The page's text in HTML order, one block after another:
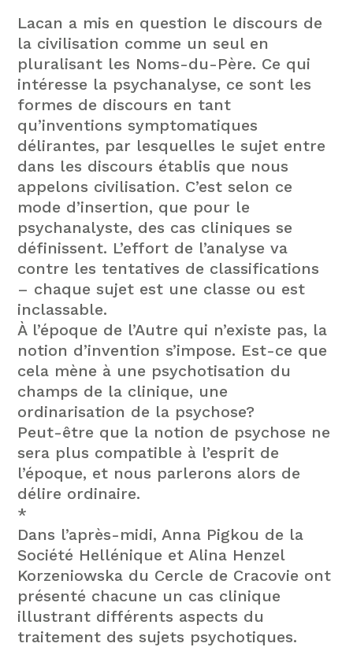
Lacan a mis en question le discours de
la civilisation comme un seul en
pluralisant les Noms-du-Père. Ce qui
intéresse la psychanalyse, ce sont les
formes de discours en tant
qu’inventions symptomatiques
délirantes, par lesquelles le sujet entre
dans les discours établis que nous
appelons civilisation. C’est selon ce
mode d’insertion, que pour le
psychanalyste, des cas cliniques se
définissent. L’effort de l’analyse va
contre les tentatives de classifications
– chaque sujet est une classe ou est
inclassable.
À l’époque de l’Autre qui n’existe pas, la
notion d’invention s’impose. Est-ce que
cela mène à une psychotisation du
champs de la clinique, une
ordinarisation de la psychose?
Peut-être que la notion de psychose ne
sera plus compatible à l’esprit de
l’époque, et nous parlerons alors de
délire ordinaire.
*
Dans l’après-midi, Anna Pigkou de la
Société Hellénique et Alina Henzel
Korzeniowska du Cercle de Cracovie ont
présenté chacune un cas clinique
illustrant différents aspects du
traitement des sujets psychotiques.